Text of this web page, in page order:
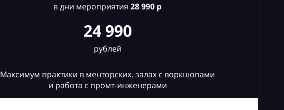
в дни мероприятия 28990 р
24 990
рублей
Максимум практики в менторских, залах с воркшопами
и работа с промт-инженерами